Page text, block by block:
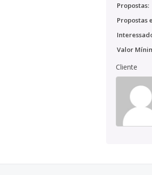
Propostas:
Propostas
Valor
Cliente